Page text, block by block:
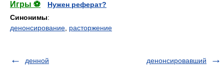
Игры ⚽
Нужен реферат?
Синонимы:
денонсирование расторжение
денной денонсировавший